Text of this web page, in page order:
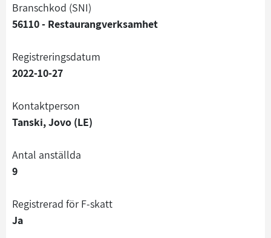
branschkod (SNI)
56110 - Restaurangverksamhet
registreringsdatum
2022-10-27
Kontaktperson
Tanski, Jovo (LE)
Antal anställda
9
registrerad för F-skatt
Ja